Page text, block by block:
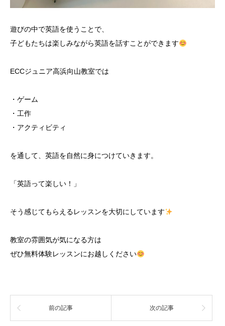
遊びの中で英語を使うことで、
子どもたちは楽しみながら英語を話すことができます
ECCジュニア高浜向山教室では
・ゲーム
・工作
・アクティビティ
を通して、英語を自然に身につけていきます。
「英語って楽しい！」
そう感じてもらえるレッスンを大切にしています
教室の雰囲気が気になる方は
ぜひ無料体験レッスンにお越しください
前の記事 次の記事